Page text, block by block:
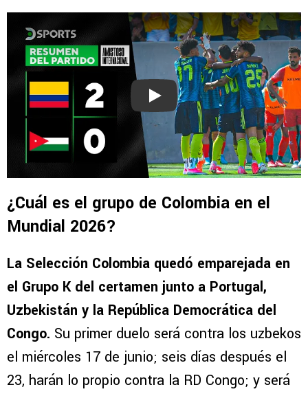
Play
¿Cuál es el grupo de Colombia en el
Mundial 2026?
La Selección Colombia quedó emparejada en
el Grupo K del certamen junto a Portugal,
Uzbekistán y la República Democrática del
Congo. Su primer duelo será contra los uzbekos
el miércoles 17 de junio; seis días después el
23, harán lo propio contra la RD Congo; y será